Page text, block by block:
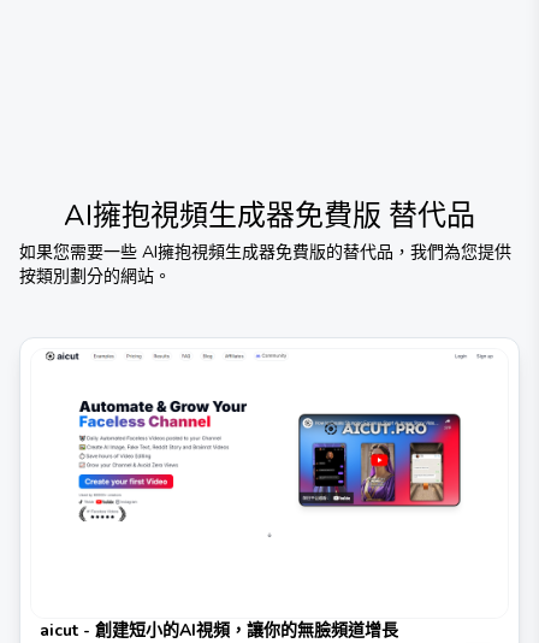
AI擁抱視頻生成器免費版 替代品
如果您需要一些 AI擁抱視頻生成器免費版的替代品，我們為您提供
按類別劃分的網站。
aicut - 創建短小的AI視頻，讓你的無臉頻道增長